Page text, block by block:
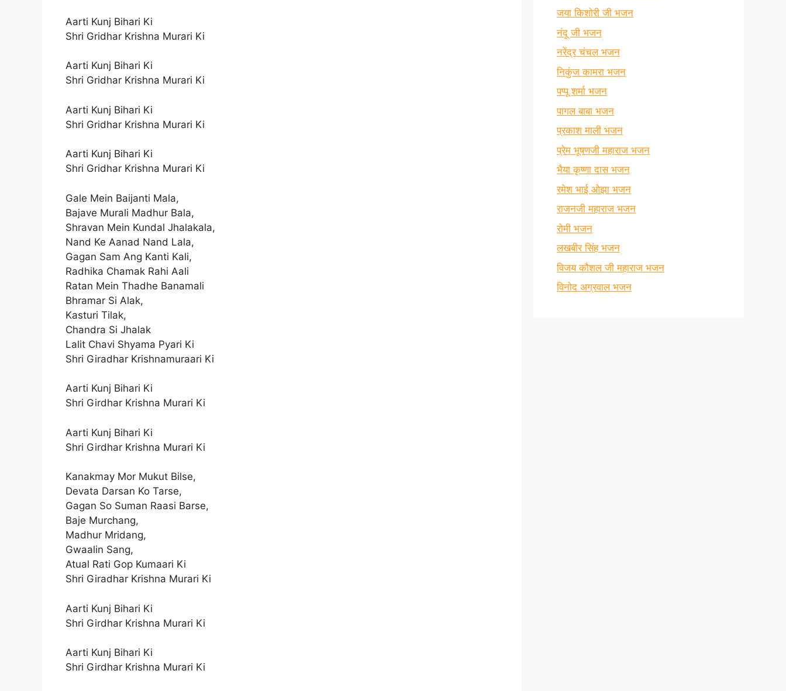
Aarti Kunj Bihari Ki
Shri Gridhar Krishna Murari Ki
Aarti Kunj Bihari Ki
Shri Gridhar Krishna Murari Ki
Aarti Kunj Bihari Ki
Shri Gridhar Krishna Murari Ki
Aarti Kunj Bihari Ki
Shri Gridhar Krishna Murari Ki
Gale Mein Baijanti Mala,
Bajave Murali Madhur Bala,
Shravan Mein Kundal Jhalakala,
Nand Ke Aanad Nand Lala,
Gagan Sam Ang Kanti Kali,
Radhika Chamak Rahi Aali
Ratan Mein Thadhe Banamali
Bhramar Si Alak,
Kasturi Tilak,
Chandra Si Jhalak
Lalit Chavi Shyama Pyari Ki
Shri Giradhar Krishnamuraari Ki
Aarti Kunj Bihari Ki
Shri Girdhar Krishna Murari Ki
Aarti Kunj Bihari Ki
Shri Girdhar Krishna Murari Ki
Kanakmay Mor Mukut Bilse,
Devata Darsan Ko Tarse,
Gagan So Suman Raasi Barse,
Baje Murchang,
Madhur Mridang,
Gwaalin Sang,
Atual Rati Gop Kumaari Ki
Shri Giradhar Krishna Murari Ki
Aarti Kunj Bihari Ki
Shri Girdhar Krishna Murari Ki
Aarti Kunj Bihari Ki
Shri Girdhar Krishna Murari Ki
जया किशोरी जी भजन
नंदू जी भजन
नरेंद्र चंचल भजन
निकुंज कामरा भजन
पप्पू शर्मा भजन
पागल बाबा भजन
प्रकाश माली भजन
प्रेम भूषणजी महाराज भजन
भैया कृष्णा दास भजन
रमेश भाई ओझा भजन
राजनजी महाराज भजन
रोमी भजन
लखबीर सिंह भजन
विजय कौशल जी महाराज भजन
विनोद अग्रवाल भजन